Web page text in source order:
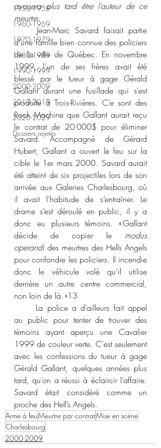
1950-1959
1960-1969
1970-1979
1980-1989
1990-1999
2000-2009
2010-2019
2020-2029
Dossiers rejetés
avouera plus tard être l’auteur de ce
meurtre.
	Jean-Marc Savard faisait partie
d’une famille bien connue des policiers
de la ville de Québec. En novembre
1999, l’un de ses frères avait été
blessé par le tueur à gage Gérald
Gallant durant une fusillade qui s’est
produite à Trois-Rivières. C’e sont des
Rock Machine que Gallant aurait reçu
le contrat de 20 000$ pour éliminer
Savard. Accompagné de Gérard
Hubert, Gallant a ouvert le feu sur la
cible le 1er mars 2000. Savard aurait
été atteint de six projectiles lors de son
arrivée aux Galeries Charlesbourg, où
il avait l’habitude de s’entraîner. Le
drame s’est déroulé en public, il y a
donc eu plusieurs témoins. « Gallant
décide de copier le modus
operandi des meurtres des Hells Angels
pour confondre les policiers. Il incendie
donc le véhicule volé qu’il utilise
derrière un autre centre commercial,
non loin de là. »13
au public pour tenter de trouver des
témoins ayant aperçu une Cavalier
1999 de couleur verte. C'est seulement
avec les confessions du tueur à gage
Gérald Gallant, quelques années plus
tard, qu’on a réussi à éclaircir l’affaire.
Savard était considéré comme un
proche des Hell’s Angels.
Arme à feuMeurtre par contratMise en scène
Charlesbourg
2000-2009